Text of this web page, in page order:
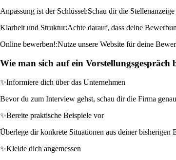
Anpassung ist der Schlüssel:Schau dir die
Klarheit und Struktur:Achte darauf, dass deine
Online bewerben!:Nutze unsere Website für deine
Wie man sich auf ein
✨Informiere dich über das Unternehmen
Bevor du zum Interview gehst, schau dir die Firma
✨Bereite praktische Beispiele vor
Überlege dir konkrete Situationen aus deiner
✨Kleide dich angemessen